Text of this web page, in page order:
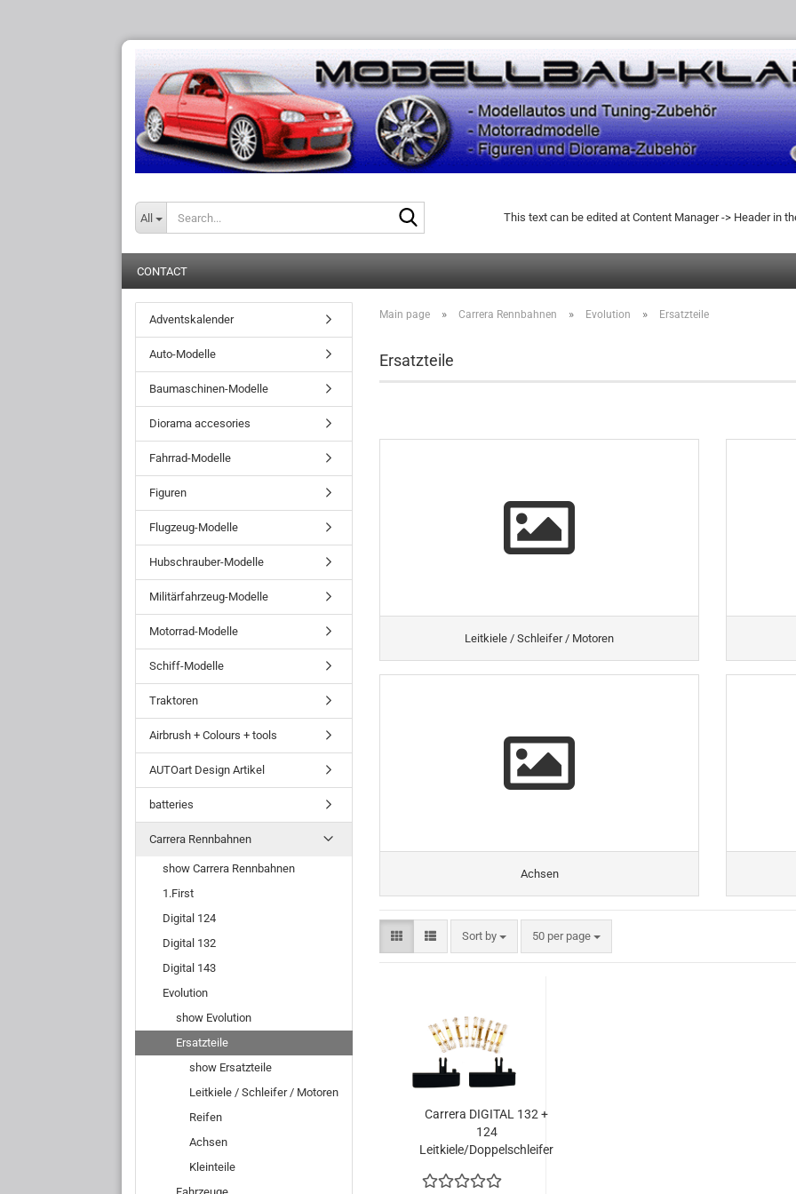
All This text can be edited at Content Manager -> Header in
CONTACT
Main page » Carrera Rennbahnen » Evolution » Ersatzteile
Ersatzteile
Leitkiele / Schleifer / Motoren
Achsen
Sort by
Sort by 50 per page
per page
Carrera DIGITAL 132 +
124
Leitkiele/Doppelschleifer
20366
Adventskalender
Auto-Modelle
Baumaschinen-Modelle
Diorama accesories
Fahrrad-Modelle
Figuren
Flugzeug-Modelle
Hubschrauber-Modelle
Militärfahrzeug-Modelle
Motorrad-Modelle
Schiff-Modelle
Traktoren
Airbrush + Colours + tools
AUTOart Design Artikel
batteries
Carrera Rennbahnen
show Carrera Rennbahnen
1.First
Digital 124
Digital 132
Digital 143
Evolution
show Evolution
Ersatzteile
show Ersatzteile
Leitkiele / Schleifer / Motoren
Reifen
Achsen
Kleinteile